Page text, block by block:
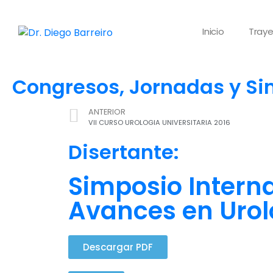
Inicio
Congresos, Jornadas y
ANTERIOR
VII CURSO UROLOGIA UNIVERSITARIA 2016
Disertante:
Simposio
Avances en
Descargar PDF